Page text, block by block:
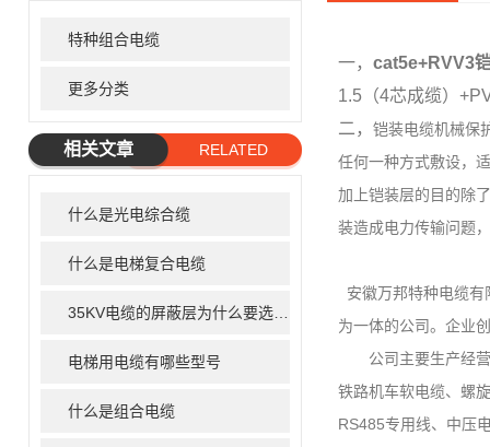
特种组合电缆
更多分类
相关文章
RELATED
什么是光电综合缆
什么是电梯复合电缆
电梯用电缆有哪些型号
什么是组合电缆
一， cat5e+RVV3
1.5（4芯成缆）
二， 铠装电缆机械保
任何一种方式敷设，
加上铠装层的目的除
装造成电力传输问题
安徽万邦特种电缆
为一体的公司。企业
公司主要生产经营
铁路机车软电缆、螺
RS485专用线、中压